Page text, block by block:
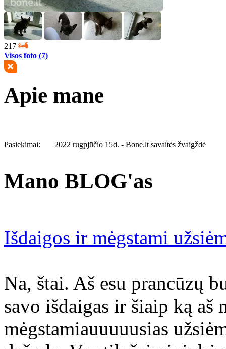
217
Visos foto (7)
Apie mane
Pasiekimai: 2022 rugpjūčio 15d. - Bone.lt savaitės žvaigždė
Mano BLOG'as
Išdaigos ir mėgstami
Na, štai. Aš esu prancūzų
savo išdaigas ir šiaip ką
mėgstamiauuuuusias